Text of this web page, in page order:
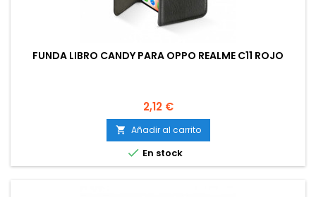
FUNDA LIBRO CANDY PARA OPPO REALME C11 ROJO
Precio
2,12 €
 Añadir al carrito
 En stock